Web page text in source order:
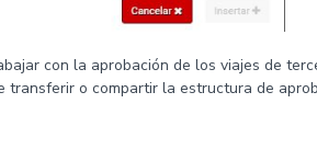
con la aprobación de los viajes de
transferir o compartir la estructura de